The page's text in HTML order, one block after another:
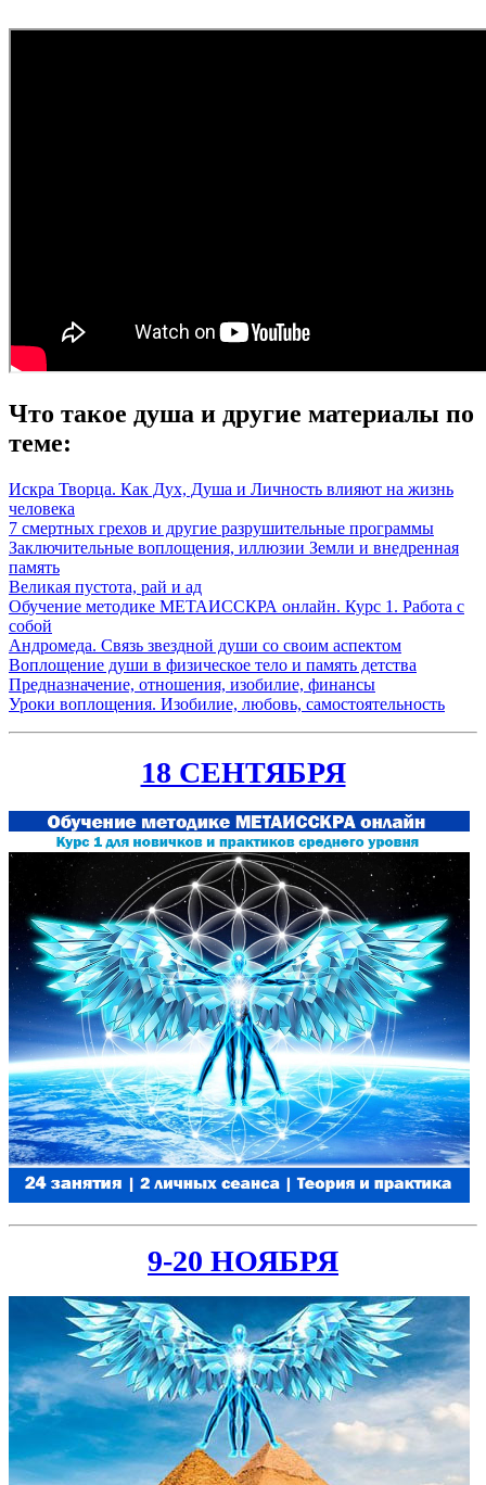
Что такое душа и другие материалы по
теме:
Искра Творца. Как Дух, Душа и Личность влияют на жизнь
человека
7 смертных грехов и другие разрушительные программы
Заключительные воплощения, иллюзии Земли и внедренная
память
Великая пустота, рай и ад
Обучение методике МЕТАИССКРА онлайн. Курс 1. Работа с
собой
Андромеда. Связь звездной души со своим аспектом
Воплощение души в физическое тело и память детства
Предназначение, отношения, изобилие, финансы
Уроки воплощения. Изобилие, любовь, самостоятельность
18 СЕНТЯБРЯ
9-20 НОЯБРЯ